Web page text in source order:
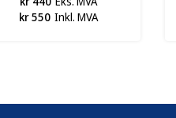
kr 550 Inkl. MVA